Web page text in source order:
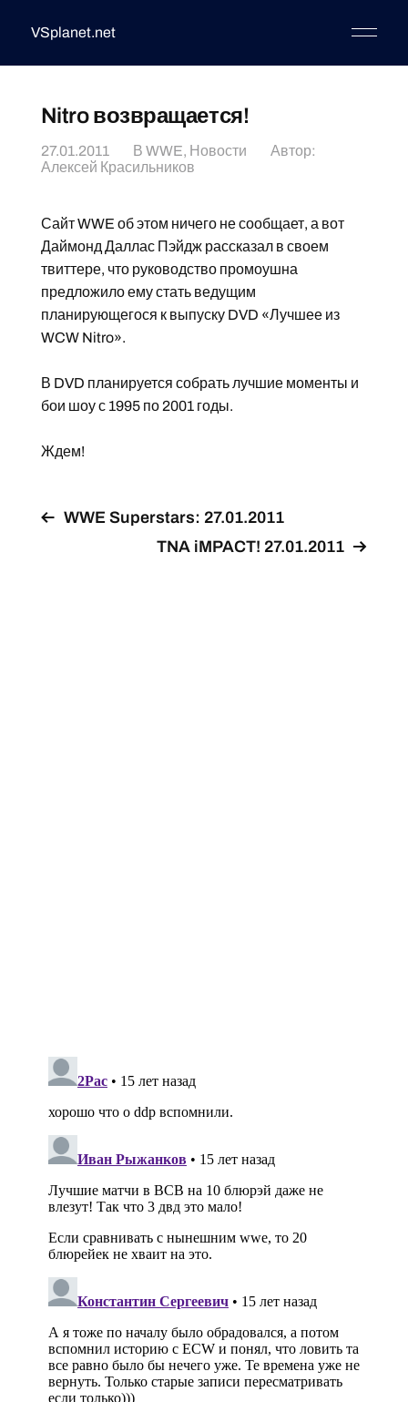
VSplanet.net
Nitro возвращается!
27.01.2011 В WWE, Новости
Автор:
Алексей Красильников
Сайт WWE об этом ничего не сообщает, а вот
Даймонд Даллас Пэйдж рассказал в своем
твиттере, что руководство промоушна
предложило ему стать ведущим
планирующегося к выпуску DVD «Лучшее из
WCW Nitro».
В DVD планируется собрать лучшие моменты и
бои шоу с 1995 по 2001 годы.
Ждем!
WWE Superstars: 27.01.2011
TNA iMPACT! 27.01.2011